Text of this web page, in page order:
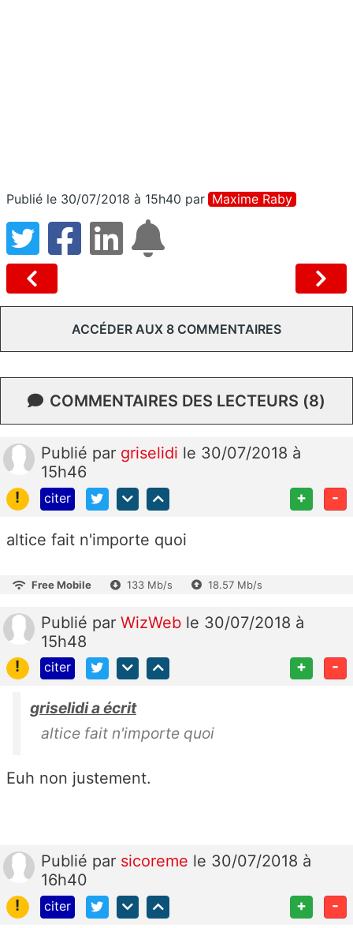
Publié le 30/07/2018 à 15h40 par Maxime Raby
ACCÉDER AUX 8 COMMENTAIRES
COMMENTAIRES DES LECTEURS (8)
Publié par griselidi le 30/07/2018 à
15h46
!
citer + -
altice fait n'importe quoi
Free Mobile 133 Mb/s 18.57 Mb/s
Publié par WizWeb le 30/07/2018 à
15h48
!
citer + -
griselidi a écrit
altice fait n'importe quoi
Euh non justement.
Publié par sicoreme le 30/07/2018 à
16h40
!
citer + -